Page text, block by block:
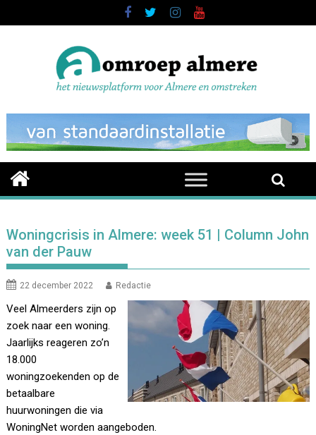
to
Woningcrisis in Almere: week 51 | Column John
van der Pauw
22 december 2022 Redactie
Veel Almeerders zijn op
zoek naar een woning.
Jaarlijks reageren zo’n
18.000
woningzoekenden op de
betaalbare
huurwoningen die via
WoningNet worden aangeboden.